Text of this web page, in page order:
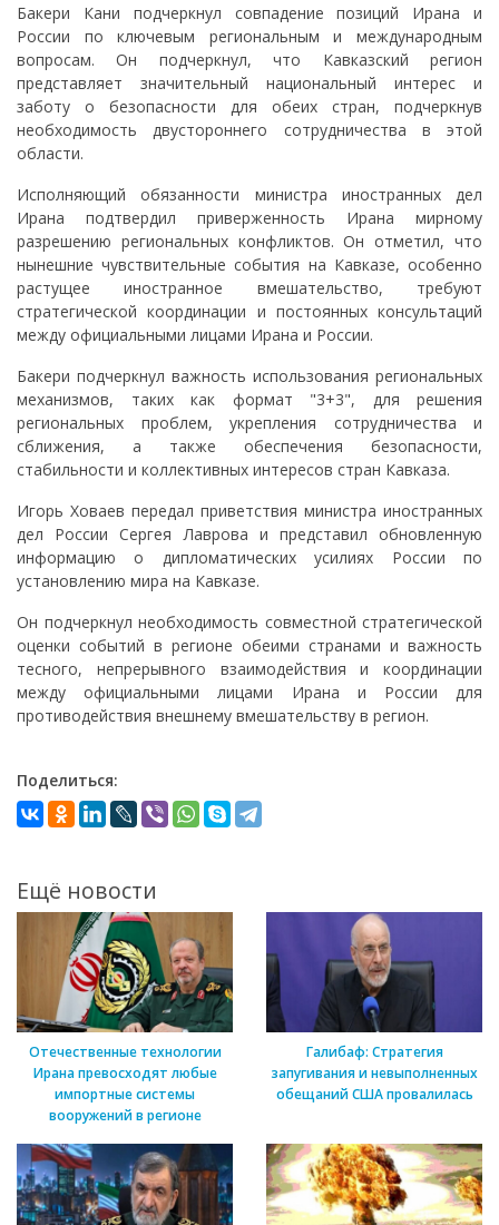
Бакери Кани подчеркнул совпадение позиций Ирана и
России по ключевым региональным и международным
вопросам. Он подчеркнул, что Кавказский регион
представляет значительный национальный интерес и
заботу о безопасности для обеих стран, подчеркнув
необходимость двустороннего сотрудничества в этой
области.
Исполняющий обязанности министра иностранных дел
Ирана подтвердил приверженность Ирана мирному
разрешению региональных конфликтов. Он отметил, что
нынешние чувствительные события на Кавказе, особенно
растущее иностранное вмешательство, требуют
стратегической координации и постоянных консультаций
между официальными лицами Ирана и России.
Бакери подчеркнул важность использования региональных
механизмов, таких как формат "3+3", для решения
региональных проблем, укрепления сотрудничества и
сближения, а также обеспечения безопасности,
стабильности и коллективных интересов стран Кавказа.
Игорь Ховаев передал приветствия министра иностранных
дел России Сергея Лаврова и представил обновленную
информацию о дипломатических усилиях России по
установлению мира на Кавказе.
Он подчеркнул необходимость совместной стратегической
оценки событий в регионе обеими странами и важность
тесного, непрерывного взаимодействия и координации
между официальными лицами Ирана и России для
противодействия внешнему вмешательству в регион.
Поделиться:
Ещё новости
Отечественные технологии
Ирана превосходят любые
импортные системы
вооружений в регионе
Галибаф: Стратегия
запугивания и невыполненных
обещаний США провалилась